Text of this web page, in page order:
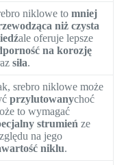
niklowe to mniej
niż czysta
ale oferuje lepsze
na korozję
siła.
srebro niklowe może
przylutowanychoć
to wymagać
strumień ze
na jego
niklu.